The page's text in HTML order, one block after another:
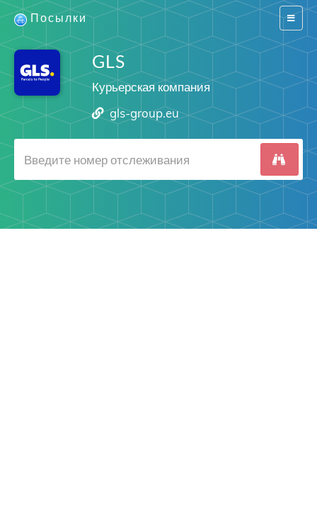
Switch
Посылки
GLS
Курьерская компания
gls-group.eu